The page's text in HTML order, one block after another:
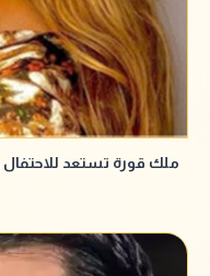
ملك قورة تستعد